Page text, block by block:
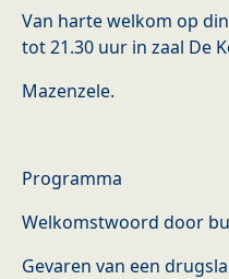
Van harte welkom op
tot 21.30 uur in zaal De
Mazenzele.
Programma
Welkomstwoord door
Gevaren van een